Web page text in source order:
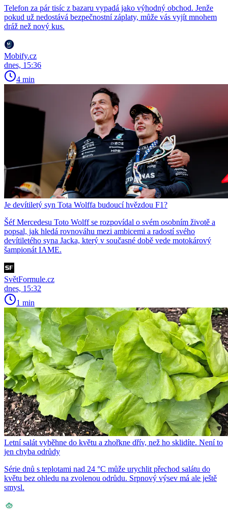
Telefon za pár tisíc z bazaru vypadá jako výhodný obchod. Jenže
pokud už nedostává bezpečnostní záplaty, může vás vyjít mnohem
dráž než nový kus.
Mobify.cz
dnes, 15:36
4 min
Je devítiletý syn Tota Wolffa budoucí hvězdou F1?
Šéf Mercedesu Toto Wolff se rozpovídal o svém osobním životě a
popsal, jak hledá rovnováhu mezi ambicemi a radostí svého
devítiletého syna Jacka, který v současné době vede motokárový
šampionát IAME.
SvětFormule.cz
dnes, 15:32
1 min
Letní salát vyběhne do květu a zhořkne dřív, než ho sklidíte. Není to
jen chyba odrůdy
Série dnů s teplotami nad 24 °C může urychlit přechod salátu do
květu bez ohledu na zvolenou odrůdu. Srpnový výsev má ale ještě
smysl.